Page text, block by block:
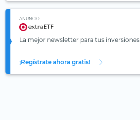
ANUNCIO
La mejor newsletter para tus inversiones
¡Regístrate ahora gratis!